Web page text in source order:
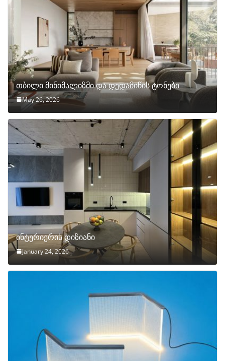
თბილი მინიმალიზმი და დედამიწის ტონები
May 26, 2026
ინტერიერის დიზიანი
January 24, 2026